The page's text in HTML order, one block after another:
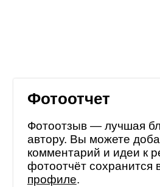
Фотоотчет
Фотоотзыв — лучшая
автору. Вы можете
комментарий и идеи к
фотоотчёт сохранится
профиле.